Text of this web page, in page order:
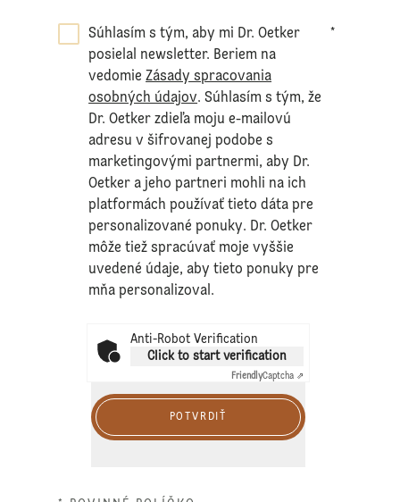
Súhlasím s tým, aby mi Dr. Oetker
posielal newsletter. Beriem na
vedomieZásady spracovania
osobných údajov. Súhlasím s tým, že
Dr. Oetker zdieľa moju e-mailovú
adresu v šifrovanej podobe s
marketingovými partnermi, aby Dr.
Oetker a jeho partneri mohli na ich
platformách používať tieto dáta pre
personalizované ponuky. Dr. Oetker
môže tiež spracúvať moje vyššie
uvedené údaje, aby tieto ponuky pre
mňa personalizoval.
*
Anti-Robot Verification
Click to start verification
FriendlyCaptcha ⇗
POTVRDIŤ